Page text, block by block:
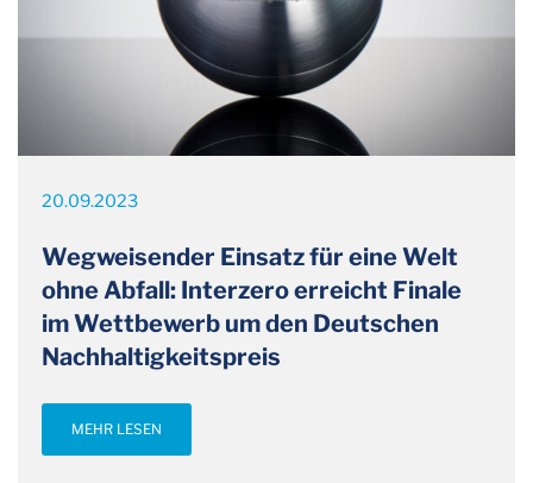
20.09.2023
Wegweisender Einsatz für eine Welt
ohne Abfall: Interzero erreicht Finale
im Wettbewerb um den Deutschen
Nachhaltigkeitspreis
MEHR LESEN